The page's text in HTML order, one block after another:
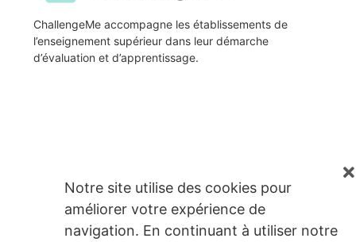
ChallengeMe accompagne les établissements de
l’enseignement supérieur dans leur démarche
d’évaluation et d’apprentissage.
Notre site utilise des cookies pour
améliorer votre expérience de
navigation. En continuant à utiliser notre